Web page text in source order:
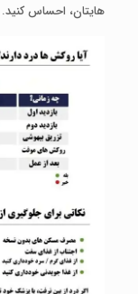
هایتان، احساس کنید.